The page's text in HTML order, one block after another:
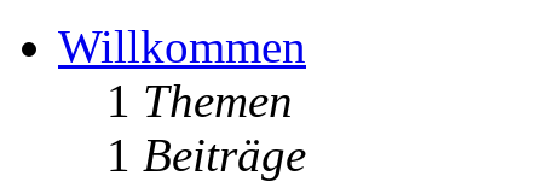
Willkommen
1 Themen
1 Beiträge